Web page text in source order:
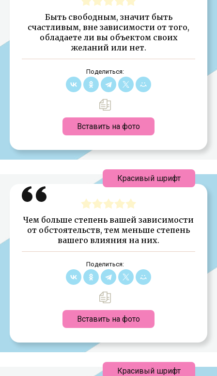
Быть свободным, значит быть
счастливым, вне зависимости от того,
обладаете ли вы объектом своих
желаний или нет.
Поделиться:
Вставить на фото
Чем больше степень вашей зависимости
от обстоятельств, тем меньше степень
вашего влияния на них.
Поделиться:
Вставить на фото
Красивый шрифт
Красивый шрифт